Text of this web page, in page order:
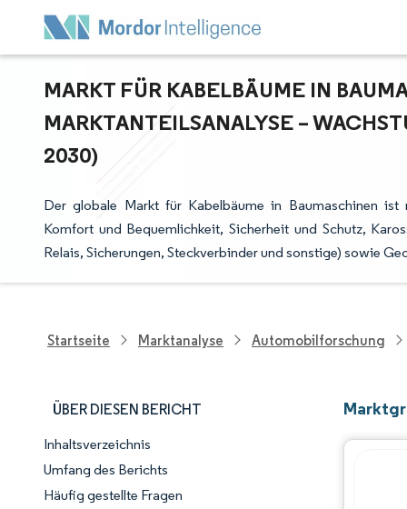
MARKT FÜR KABELBÄUME IN
ARKTANTEILSANALYSE –
030)
Der globale Markt für Kabelbäume in Baumaschinen
Komfort und Bequemlichkeit, Sicherheit und Schutz,
Relais, Sicherungen, Steckverbinder und sonstige) sowie
Startseite Marktanalyse Automobilforschung
ÜBER DIESEN BERICHT
Marktschnappschuss
Marktübersicht
Inhaltsverzeichnis
Umfang des Berichts
Häufig gestellte Fragen